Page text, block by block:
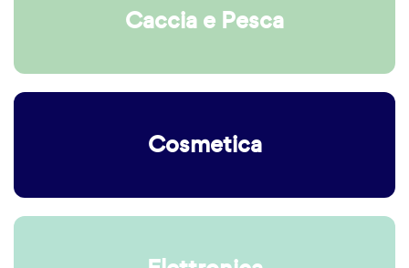
Caccia e Pesca
Cosmetica